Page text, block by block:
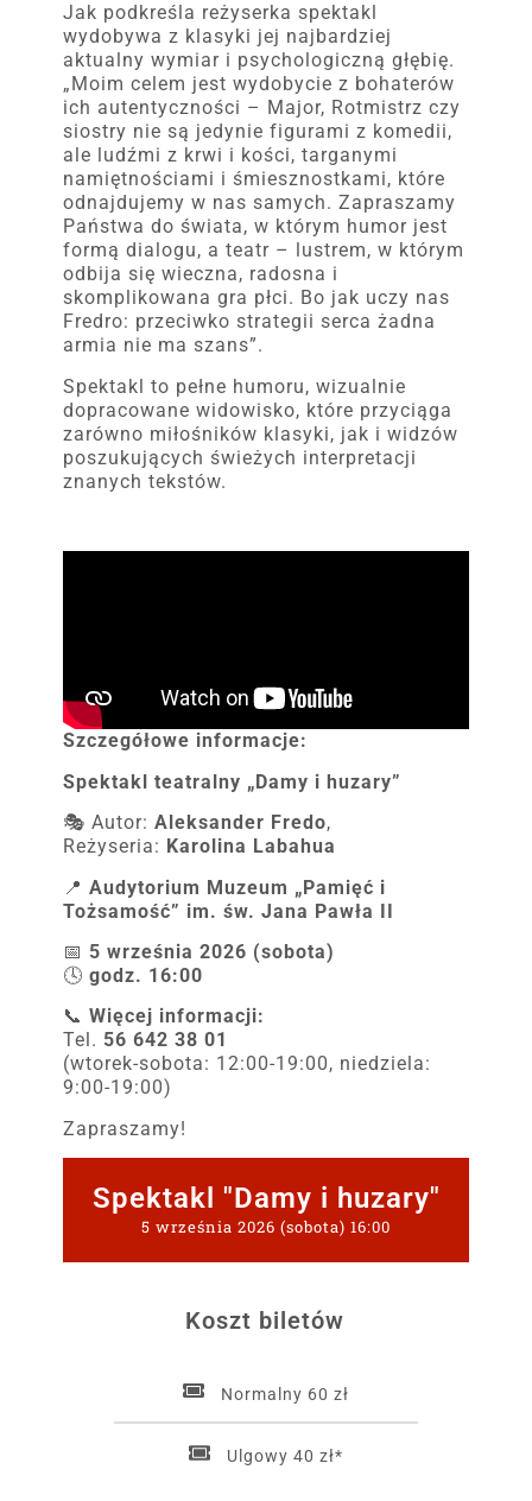
Jak podkreśla reżyserka spektakl
wydobywa z klasyki jej najbardziej
aktualny wymiar i psychologiczną głębię.
„Moim celem jest wydobycie z bohaterów
ich autentyczności – Major, Rotmistrz czy
siostry nie są jedynie figurami z komedii,
ale ludźmi z krwi i kości, targanymi
namiętnościami i śmiesznostkami, które
odnajdujemy w nas samych. Zapraszamy
Państwa do świata, w którym humor jest
formą dialogu, a teatr – lustrem, w którym
odbija się wieczna, radosna i
skomplikowana gra płci. Bo jak uczy nas
Fredro: przeciwko strategii serca żadna
armia nie ma szans”.
Spektakl to pełne humoru, wizualnie
dopracowane widowisko, które przyciąga
zarówno miłośników klasyki, jak i widzów
poszukujących świeżych interpretacji
znanych tekstów.
Szczegółowe informacje:
Spektakl teatralny „Damy i huzary”
🎭 Autor:Aleksander Fredo,
Reżyseria: Karolina Labahua
📍Audytorium Muzeum „Pamięć i
Tożsamość” im. św. Jana Pawła II
📅 5 września 2026 (sobota)
🕓godz. 16:00
📞Więcej informacji:
Tel. 56 642 38 01
(wtorek-sobota: 12:00-19:00, niedziela:
9:00-19:00)
Zapraszamy!
Spektakl "Damy i huzary"
5 września 2026 (sobota) 16:00
Koszt biletów
Normalny 60 zł
Ulgowy 40 zł*